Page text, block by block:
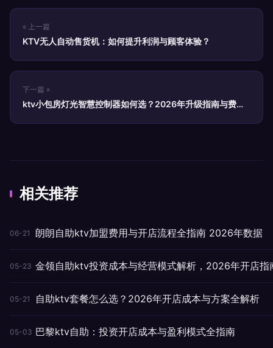
« 上一篇
KTV无人自动售货机：如何提升利润与顾客体验？
下一篇 »
ktv小包房灯光智慧控制器如何选？2026年升级指南与费用
相关推荐
06-21 朗朗自助ktv加盟费用与开店流程全指南 2026年数据
05-23 金领自助ktv投资成本与经营模式解析，2026年开店指
05-21 自助ktv套餐怎么选？2026年开店成本与方案全解析
05-03 巴黎ktv自助：投资开店成本与盈利模式全指南